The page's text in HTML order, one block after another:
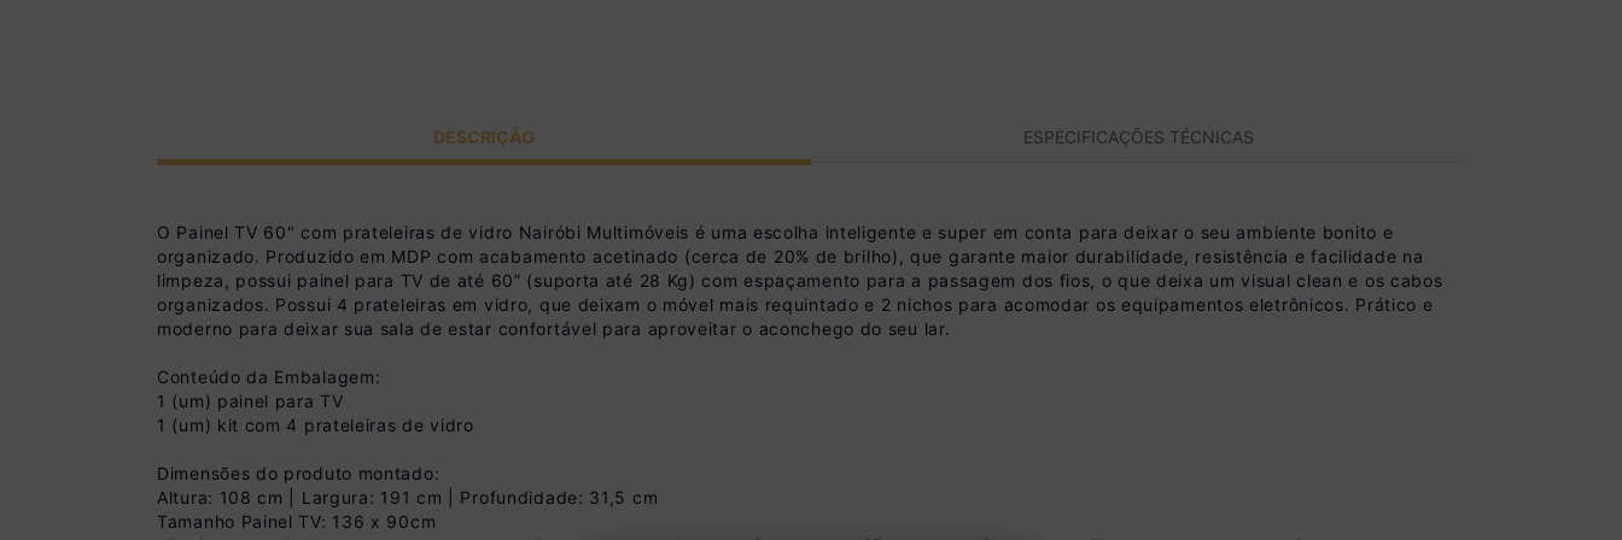
DESCRIÇÃO ESPECIFICAÇÕES TÉCNICAS
O Painel TV 60" com prateleiras de vidro Nairóbi Multimóveis é uma escolha inteligente e super em conta para deixar o seu ambiente bonito e
organizado. Produzido em MDP com acabamento acetinado (cerca de 20% de brilho), que garante maior durabilidade, resistência e facilidade na
limpeza, possui painel para TV de até 60” (suporta até 28 Kg) com espaçamento para a passagem dos fios, o que deixa um visual clean e os cabos
organizados. Possui 4 prateleiras em vidro, que deixam o móvel mais requintado e 2 nichos para acomodar os equipamentos eletrônicos. Prático e
moderno para deixar sua sala de estar confortável para aproveitar o aconchego do seu lar.
Conteúdo da Embalagem:
1 (um) painel para TV
1 (um) kit com 4 prateleiras de vidro
Dimensões do produto montado:
Altura: 108 cm | Largura: 191 cm | Profundidade: 31,5 cm
Tamanho Painel TV: 136 x 90cm